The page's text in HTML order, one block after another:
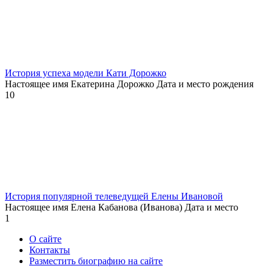
История успеха модели Кати Дорожко
Настоящее имя Екатерина Дорожко Дата и место рождения
10
История популярной телеведущей Елены Ивановой
Настоящее имя Елена Кабанова (Иванова) Дата и место
1
О сайте
Контакты
Разместить биографию на сайте